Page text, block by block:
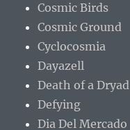
Cosmic Birds
Cosmic Ground
Cyclocosmia
Dayazell
Death of a Dryad
Defying
Dia Del Mercado